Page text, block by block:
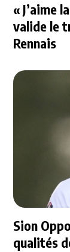
« J’aime
valide le
Rennais
Sion
qualités